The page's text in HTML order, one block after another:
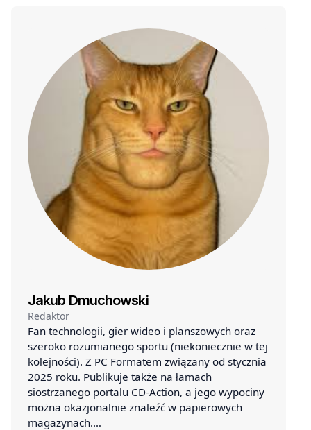
Jakub Dmuchowski
Redaktor
Fan technologii, gier wideo i planszowych oraz
szeroko rozumianego sportu (niekoniecznie w tej
kolejności). Z PC Formatem związany od stycznia
2025 roku. Publikuje także na łamach
siostrzanego portalu CD-Action, a jego wypociny
można okazjonalnie znaleźć w papierowych
magazynach.…